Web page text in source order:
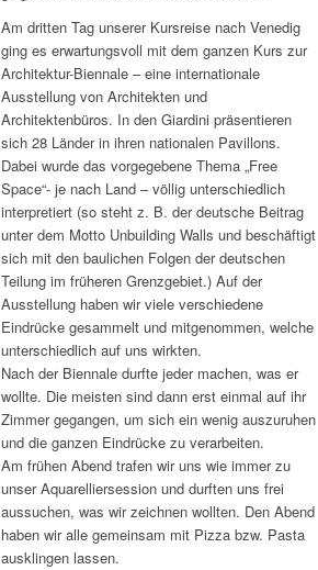
Am dritten Tag unserer Kursreise nach Venedig
ging es erwartungsvoll mit dem ganzen Kurs zur
Architektur-Biennale – eine internationale
Ausstellung von Architekten und
Architektenbüros. In den Giardini präsentieren
sich 28 Länder in ihren nationalen Pavillons.
Dabei wurde das vorgegebene Thema „Free
Space“- je nach Land – völlig unterschiedlich
interpretiert (so steht z. B. der deutsche Beitrag
unter dem Motto Unbuilding Walls und beschäftigt
sich mit den baulichen Folgen der deutschen
Teilung im früheren Grenzgebiet.) Auf der
Ausstellung haben wir viele verschiedene
Eindrücke gesammelt und mitgenommen, welche
unterschiedlich auf uns wirkten.
Nach der Biennale durfte jeder machen, was er
wollte. Die meisten sind dann erst einmal auf ihr
Zimmer gegangen, um sich ein wenig auszuruhen
und die ganzen Eindrücke zu verarbeiten.
Am frühen Abend trafen wir uns wie immer zu
unser Aquarelliersession und durften uns frei
aussuchen, was wir zeichnen wollten. Den Abend
haben wir alle gemeinsam mit Pizza bzw. Pasta
ausklingen lassen.